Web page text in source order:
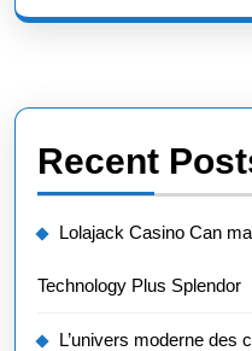
Recent
Lolajack Casino Can
Technology Plus Splendor
L’univers moderne des